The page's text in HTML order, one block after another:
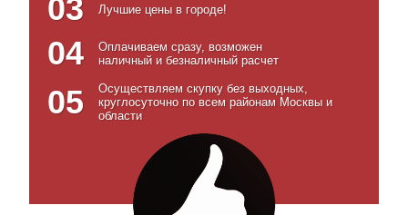
03 Лучшие цены в городе!
04
Оплачиваем сразу, возможен
наличный и безналичный расчет
05
Осуществляем скупку без выходных,
круглосуточно по всем районам Москвы и
области